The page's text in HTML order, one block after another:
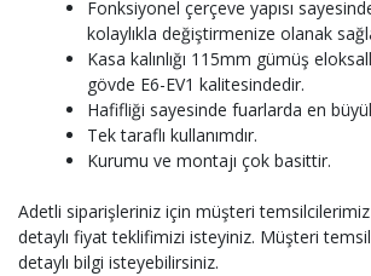
Fonksiyonel çerçeve yapısı
kolaylıkla değiştirmenize olanak
Kasa kalınlığı 115mm gümüş
gövde E6-EV1 kalitesindedir.
Hafifliği sayesinde fuarlarda en
Tek taraflı kullanımdır.
Kurumu ve montajı çok basittir.
Adetli siparişleriniz için müşteri
detaylı fiyat teklifimizi isteyiniz. Müşteri
detaylı bilgi isteyebilirsiniz.